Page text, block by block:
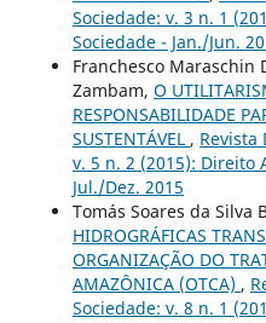
Sociedade: v. 3 n. 1
Sociedade - Jan./Jun.
Franchesco Maraschin
Zambam, O
RESPONSABILIDADE
SUSTENTÁVEL , Revista
v. 5 n. 2 (2015): Direito
Jul./Dez. 2015
Tomás Soares da Silva
HIDROGRÁFICAS
ORGANIZAÇÃO DO
AMAZÔNICA (OTCA) ,
Sociedade: v. 8 n. 1